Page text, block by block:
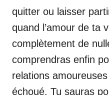
quitter ou laisser
quand l’amour de ta
complètement de
comprendras enfin
relations
échoué. Tu sauras